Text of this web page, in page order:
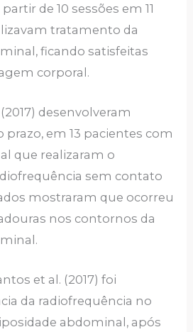
partir de 10 sessões em 11
tratamento da
ficando satisfeitas
corporal.
desenvolveram
em 13 pacientes com
que realizaram o
sem contato
mostraram que ocorreu
nos contornos da
et al. (2017) foi
da radiofrequência no
abdominal, após